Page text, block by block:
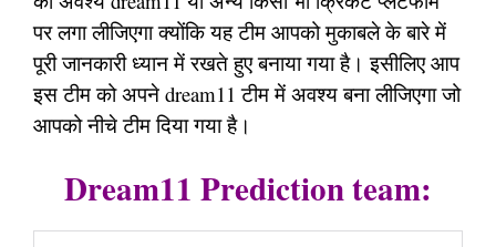
पर लगा लीजिएगा क्योंकि यह टीम आपको मुकाबले के बारे में
पूरी जानकारी ध्यान में रखते हुए बनाया गया है। इसीलिए आप
इस टीम को अपने dream11 टीम में अवश्य बना लीजिएगा जो
आपको नीचे टीम दिया गया है।
Dream11 Prediction team: